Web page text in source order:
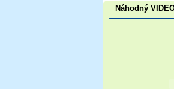
Náhodný